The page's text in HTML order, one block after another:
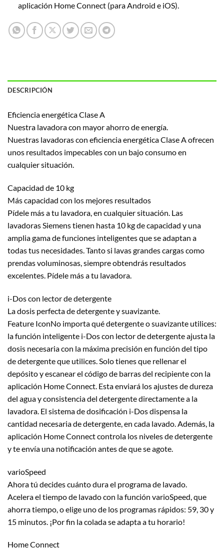
aplicación Home Connect (para Android e iOS).
DESCRIPCIÓN
Eficiencia energética Clase A
Nuestra lavadora con mayor ahorro de energía.
Nuestras lavadoras con eficiencia energética Clase A ofrecen
unos resultados impecables con un bajo consumo en
cualquier situación.
Capacidad de 10 kg
Más capacidad con los mejores resultados
Pídele más a tu lavadora, en cualquier situación. Las
lavadoras Siemens tienen hasta 10 kg de capacidad y una
amplia gama de funciones inteligentes que se adaptan a
todas tus necesidades. Tanto si lavas grandes cargas como
prendas voluminosas, siempre obtendrás resultados
excelentes. Pídele más a tu lavadora.
i-Dos con lector de detergente
La dosis perfecta de detergente y suavizante.
Feature IconNo importa qué detergente o suavizante utilices:
la función inteligente i-Dos con lector de detergente ajusta la
dosis necesaria con la máxima precisión en función del tipo
de detergente que utilices. Solo tienes que rellenar el
depósito y escanear el código de barras del recipiente con la
aplicación Home Connect. Esta enviará los ajustes de dureza
del agua y consistencia del detergente directamente a la
lavadora. El sistema de dosificación i-Dos dispensa la
cantidad necesaria de detergente, en cada lavado. Además, la
aplicación Home Connect controla los niveles de detergente
y te envía una notificación antes de que se agote.
varioSpeed
Ahora tú decides cuánto dura el programa de lavado.
Acelera el tiempo de lavado con la función varioSpeed, que
ahorra tiempo, o elige uno de los programas rápidos: 59, 30 y
15 minutos. ¡Por fin la colada se adapta a tu horario!
Home Connect